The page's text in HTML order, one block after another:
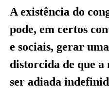
A existência do
pode, em certos
e sociais, gerar
distorcida de que a
ser adiada